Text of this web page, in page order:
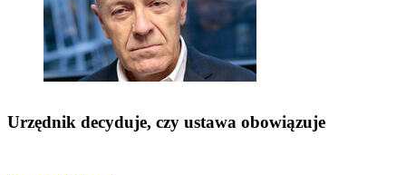
Urzędnik decyduje, czy ustawa obowiązuje